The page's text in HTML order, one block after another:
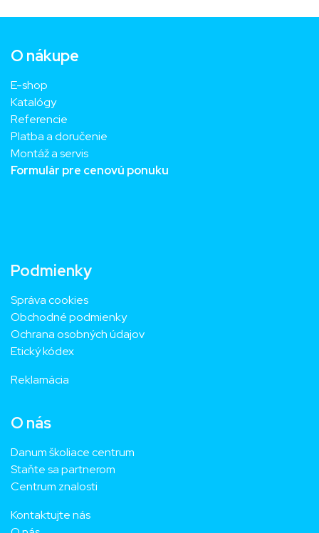
O nákupe
E-shop
Katalógy
Referencie
Platba a doručenie
Montáž a servis
Formulár pre cenovú ponuku
Podmienky
Správa cookies
Obchodné podmienky
Ochrana osobných údajov
Etický kódex
Reklamácia
O nás
Danum školiace centrum
Staňte sa partnerom
Centrum znalosti
Kontaktujte nás